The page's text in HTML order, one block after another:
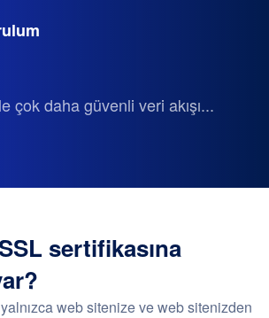
çok daha güvenli veri akışı...
sertifikasına
web sitenize ve web sitenizden